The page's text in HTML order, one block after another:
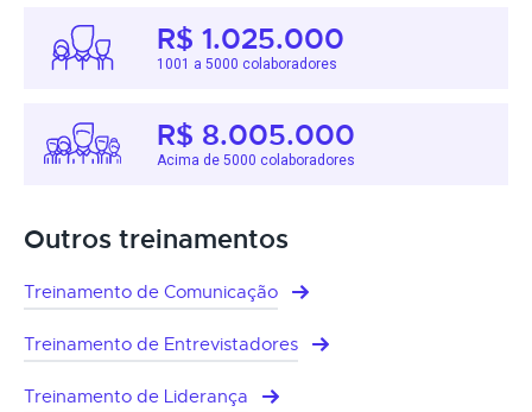
R$ 1.025.000
1001 a 5000 colaboradores
R$ 8.005.000
Acima de 5000 colaboradores
Outros treinamentos
Treinamento de Comunicação
Treinamento de Entrevistadores
Treinamento de Liderança